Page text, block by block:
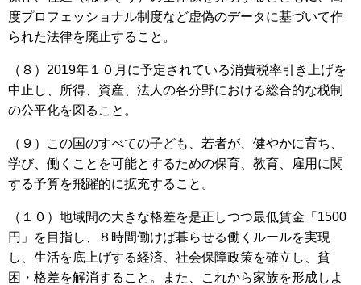
度プロフェッショナル制度など虚偽のデータに基づいて作
られた法律を廃止すること。
（８）2019年１０月に予定されている消費税率引き上げを
中止し、所得、資産、法人の各分野における総合的な税制
の公平化を図ること。
（９）この国のすべての子ども、若者が、健やかに育ち、
学び、働くことを可能とするための保育、教育、雇用に関
する予算を飛躍的に拡充すること。
（１０）地域間の大きな格差を是正しつつ最低賃金「1500
円」を目指し、８時間働けば暮らせる働くルールを実現
し、生活を底上げする経済、社会保障政策を確立し、貧
困・格差を解消すること。また、これから家族を形成しよ